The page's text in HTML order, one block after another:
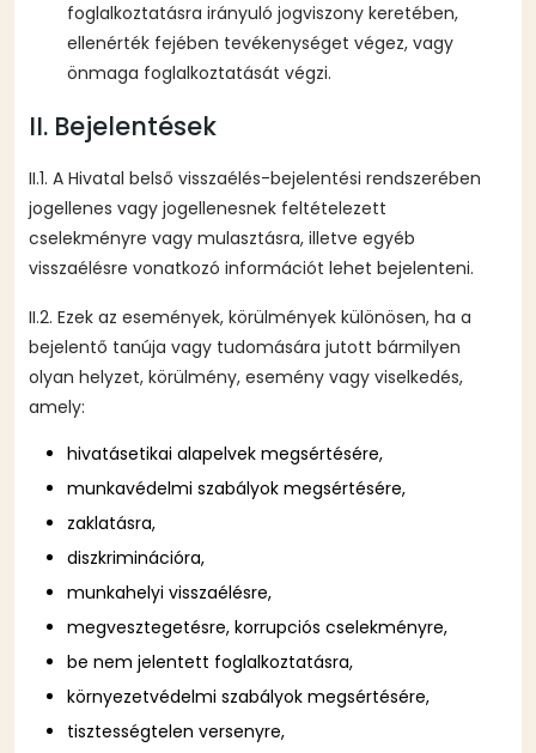
foglalkoztatásra irányuló jogviszony keretében,
ellenérték fejében tevékenységet végez, vagy
önmaga foglalkoztatását végzi.
II. Bejelentések
II.1. A Hivatal belső visszaélés-bejelentési rendszerében
jogellenes vagy jogellenesnek feltételezett
cselekményre vagy mulasztásra, illetve egyéb
visszaélésre vonatkozó információt lehet bejelenteni.
II.2. Ezek az események, körülmények különösen, ha a
bejelentő tanúja vagy tudomására jutott bármilyen
olyan helyzet, körülmény, esemény vagy viselkedés,
amely:
hivatásetikai alapelvek megsértésére,
munkavédelmi szabályok megsértésére,
zaklatásra,
diszkriminációra,
munkahelyi visszaélésre,
megvesztegetésre, korrupciós cselekményre,
be nem jelentett foglalkoztatásra,
környezetvédelmi szabályok megsértésére,
tisztességtelen versenyre,